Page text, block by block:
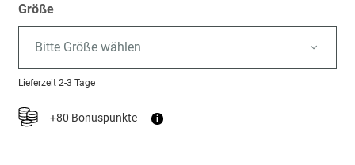
Größe
Bitte Größe wählen
Lieferzeit 2-3 Tage
+80 Bonuspunkte i